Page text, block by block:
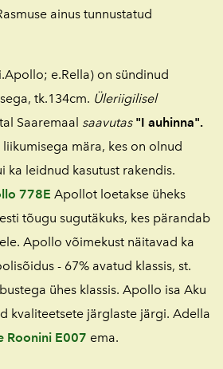
ainus tunnustatud
e.Rella) on sündinud
tk.134cm. Üleriigilisel
Saaremaal saavutas "I auhinna".
mära, kes on olnud
ka leidnud kasutust rakendis.
778E Apollot loetakse üheks
tõugu sugutäkuks, kes pärandab
Apollo võimekust näitavad ka
- 67% avatud klassis, st.
ühes klassis. Apollo isa Aku
kvaliteetsete järglaste järgi. Adella
Roonini E007 ema.